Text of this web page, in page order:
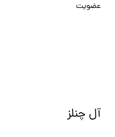
عضویت
آل چنلز